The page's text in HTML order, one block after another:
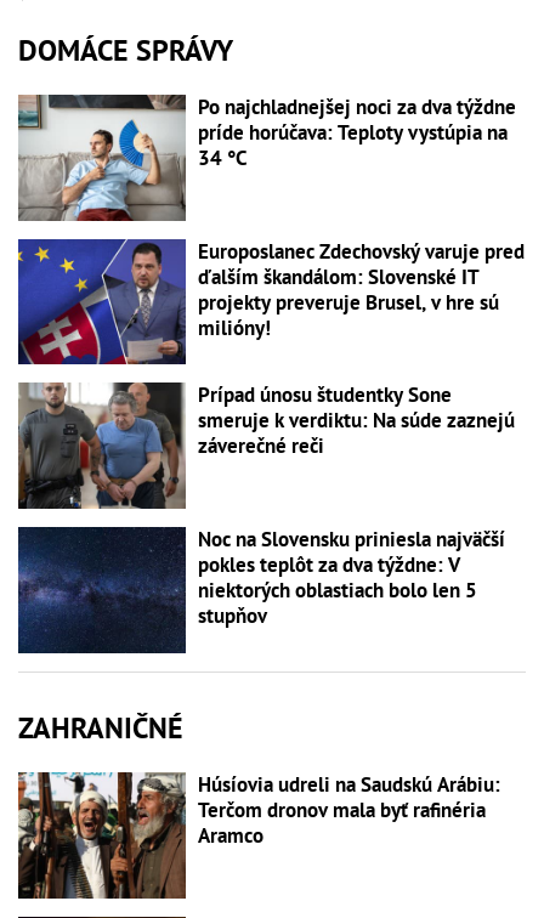
DOMÁCE SPRÁVY
Po najchladnejšej noci za dva týždne
príde horúčava: Teploty vystúpia na
34 °C
Europoslanec Zdechovský varuje pred
ďalším škandálom: Slovenské IT
projekty preveruje Brusel, v hre sú
milióny!
Prípad únosu študentky Sone
smeruje k verdiktu: Na súde zaznejú
záverečné reči
Noc na Slovensku priniesla najväčší
pokles teplôt za dva týždne: V
niektorých oblastiach bolo len 5
stupňov
ZAHRANIČNÉ
Húsíovia udreli na Saudskú Arábiu:
Terčom dronov mala byť rafinéria
Aramco